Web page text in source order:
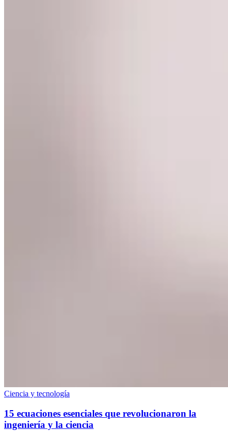
Ciencia y tecnología
15 ecuaciones esenciales que revolucionaron la
ingeniería y la ciencia